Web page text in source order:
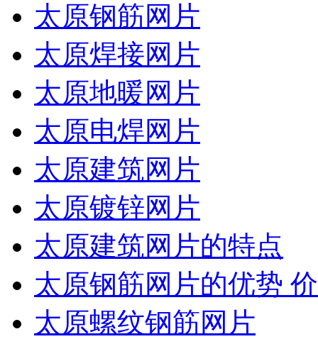
太原钢筋网片
太原焊接网片
太原地暖网片
太原电焊网片
太原建筑网片
太原镀锌网片
太原建筑网片的特点
太原钢筋网片的优势
太原螺纹钢筋网片